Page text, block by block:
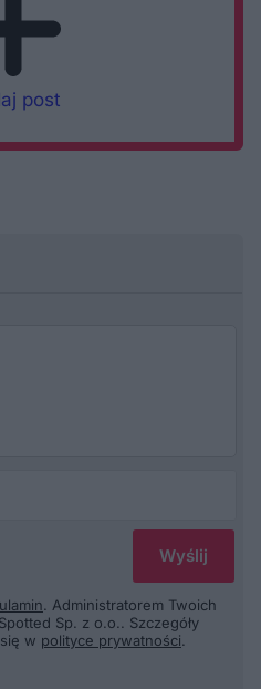
post
. Administratorem Twoich
Sp. z o.o.. Szczegóły
w polityce prywatności.